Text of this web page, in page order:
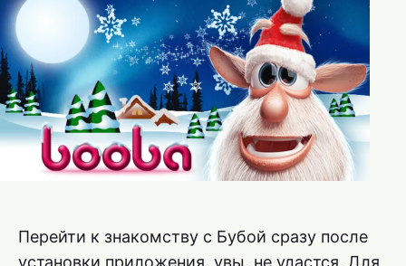
Перейти к знакомству с Бубой сразу после
установки приложения, увы, не удастся. Для